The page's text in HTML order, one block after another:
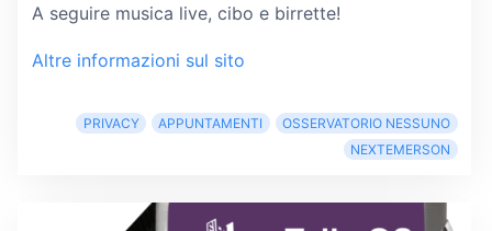
A seguire musica live, cibo e birrette!
Altre informazioni sul sito
PRIVACY APPUNTAMENTI
OSSERVATORIO NESSUNO
NEXTEMERSON